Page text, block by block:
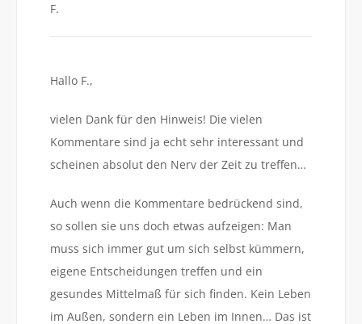
F.
Hallo F.,
vielen Dank für den Hinweis! Die vielen
Kommentare sind ja echt sehr interessant und
scheinen absolut den Nerv der Zeit zu treffen…
Auch wenn die Kommentare bedrückend sind,
so sollen sie uns doch etwas aufzeigen: Man
muss sich immer gut um sich selbst kümmern,
eigene Entscheidungen treffen und ein
gesundes Mittelmaß für sich finden. Kein Leben
im Außen, sondern ein Leben im Innen… Das ist